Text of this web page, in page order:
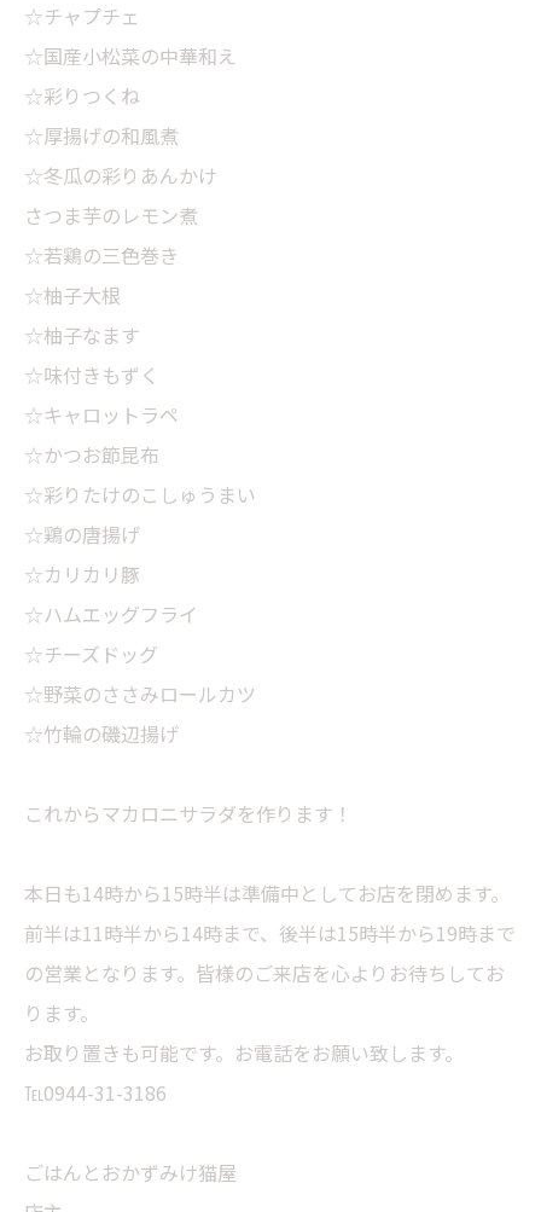
☆チャプチェ
☆国産小松菜の中華和え
☆彩りつくね
☆厚揚げの和風煮
☆冬瓜の彩りあんかけ
さつま芋のレモン煮
☆若鶏の三色巻き
☆柚子大根
☆柚子なます
☆味付きもずく
☆キャロットラペ
☆かつお節昆布
☆彩りたけのこしゅうまい
☆鶏の唐揚げ
☆カリカリ豚
☆ハムエッグフライ
☆チーズドッグ
☆野菜のささみロールカツ
☆竹輪の磯辺揚げ
これからマカロニサラダを作ります！
本日も14時から15時半は準備中としてお店を閉めます。
前半は11時半から14時まで、後半は15時半から19時まで
の営業となります。皆様のご来店を心よりお待ちしてお
ります。
お取り置きも可能です。お電話をお願い致します。
℡0944-31-3186
ごはんとおかずみけ猫屋